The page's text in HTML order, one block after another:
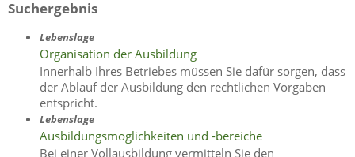
Suchergebnis
Lebenslage
Organisation der Ausbildung
Innerhalb Ihres Betriebes müssen Sie dafür sorgen, dass
der Ablauf der Ausbildung den rechtlichen Vorgaben
entspricht.
Lebenslage
Ausbildungsmöglichkeiten und -bereiche
Bei einer Vollausbildung vermitteln Sie den